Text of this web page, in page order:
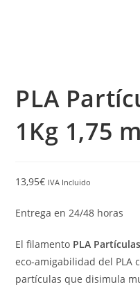
PLA
1Kg 1,75
13,95€ IVA Incluido
Entrega en 24/48 horas
El filamento PLA
eco-amigabilidad del PLA
partículas que disimula